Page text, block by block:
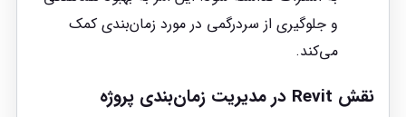
و جلوگیری از سردرگمی در مورد زمان‌بندی کمک
می‌کند.
نقش Revit در مدیریت زمان‌بندی پروژه